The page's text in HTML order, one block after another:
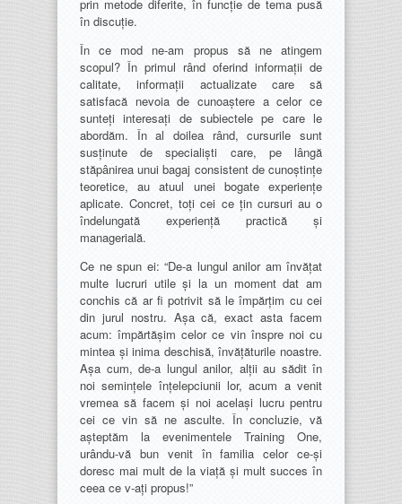
prin metode diferite, în funcție de tema pusă
în discuție.
În ce mod ne-am propus să ne atingem
scopul? În primul rând oferind informații de
calitate, informații actualizate care să
satisfacă nevoia de cunoaștere a celor ce
sunteți interesați de subiectele pe care le
abordăm. În al doilea rând, cursurile sunt
susținute de specialiști care, pe lângă
stăpânirea unui bagaj consistent de cunoștințe
teoretice, au atuul unei bogate experiențe
aplicate. Concret, toți cei ce țin cursuri au o
îndelungată experiență practică și
managerială.
Ce ne spun ei: “De-a lungul anilor am învățat
multe lucruri utile și la un moment dat am
conchis că ar fi potrivit să le împărțim cu cei
din jurul nostru. Așa că, exact asta facem
acum: împărtășim celor ce vin înspre noi cu
mintea și inima deschisă, învățăturile noastre.
Așa cum, de-a lungul anilor, alții au sădit în
noi semințele înțelepciunii lor, acum a venit
vremea să facem și noi același lucru pentru
cei ce vin să ne asculte. În concluzie, vă
așteptăm la evenimentele Training One,
urându-vă bun venit în familia celor ce-și
doresc mai mult de la viață și mult succes în
ceea ce v-ați propus!”